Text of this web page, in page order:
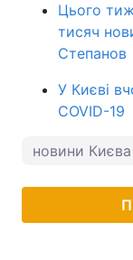
Цього
тисяч
Степанов
У Києві
COVID-19
новини Києва